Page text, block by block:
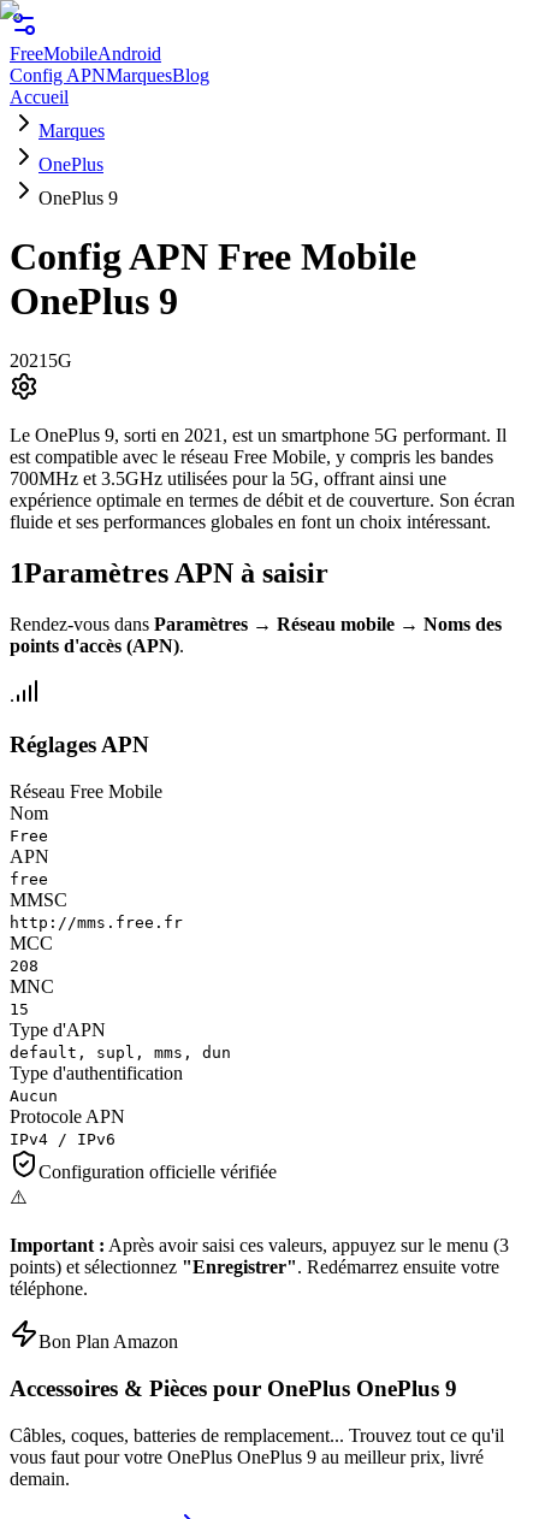
FreeMobileAndroid
Config APNMarquesBlog
Accueil
Marques
OnePlus
OnePlus 9
Config APN Free Mobile
OnePlus 9
2021 5G
Le OnePlus 9, sorti en 2021, est un smartphone 5G performant. Il
est compatible avec le réseau Free Mobile, y compris les bandes
700MHz et 3.5GHz utilisées pour la 5G, offrant ainsi une
expérience optimale en termes de débit et de couverture. Son écran
fluide et ses performances globales en font un choix intéressant.
1Paramètres APN à saisir
Rendez-vous dans Paramètres → Réseau mobile → Noms des
points d'accès (APN).
Réglages APN
Réseau Free Mobile
Nom
Free
APN
free
MMSC
http://mms.free.fr
MCC
208
MNC
15
Type d'APN
default, supl, mms, dun
Type d'authentification
Aucun
Protocole APN
IPv4 / IPv6
Configuration officielle vérifiée
⚠️
Important : Après avoir saisi ces valeurs, appuyez sur le menu (3
points) et sélectionnez "Enregistrer". Redémarrez ensuite votre
téléphone.
Bon Plan Amazon
Accessoires & Pièces pour OnePlus OnePlus 9
Câbles, coques, batteries de remplacement... Trouvez tout ce qu'il
vous faut pour votre OnePlus OnePlus 9 au meilleur prix, livré
demain.